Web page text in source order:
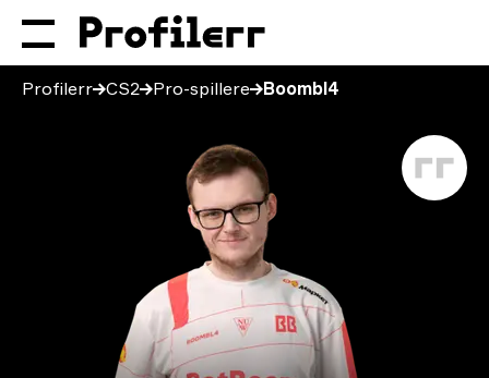
Profilerr CS2 Pro-spillere Boombl4